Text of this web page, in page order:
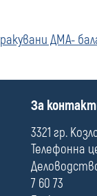
ДМА-
П
л
е
За
3321 гр.
Телефонна
7 60 73